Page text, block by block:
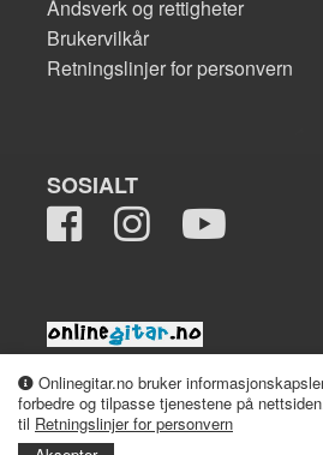
Onlinegitar.no bruker
forbedre og tilpasse tjenestene på
til Retningslinjer for personvern
Åndsverk og rettigheter
Brukervilkår
Retningslinjer for personvern
SOSIALT
2008-2026 onlinegitar.no